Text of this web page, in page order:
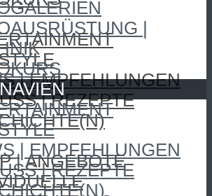
| EMPFEHLUNGEN
| REZEPTE
| ANGEBOTE
|
| EMPFEHLUNGEN
| REZEPTE